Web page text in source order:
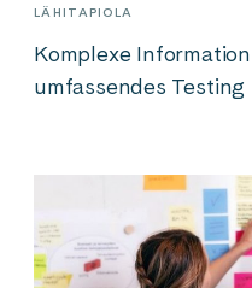
LÄHITAPIOLA
Komplexe
umfassendes Testing